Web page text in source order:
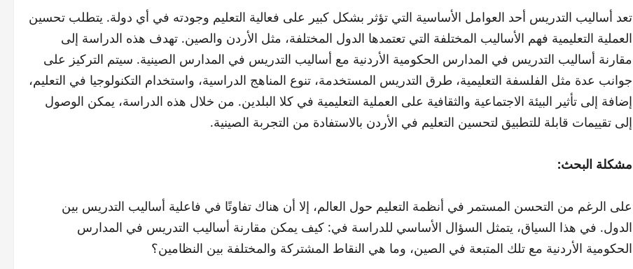
تعد أساليب التدريس أحد العوامل الأساسية التي تؤثر بشكل كبير على فعالية التعليم وجودته في أي دولة. يتطلب تحسين
العملية التعليمية فهم الأساليب المختلفة التي تعتمدها الدول المختلفة، مثل الأردن والصين. تهدف هذه الدراسة إلى
مقارنة أساليب التدريس في المدارس الحكومية الأردنية مع أساليب التدريس في المدارس الصينية. سيتم التركيز على
جوانب عدة مثل الفلسفة التعليمية، طرق التدريس المستخدمة، تنوع المناهج الدراسية، واستخدام التكنولوجيا في التعليم،
إضافة إلى تأثير البيئة الاجتماعية والثقافية على العملية التعليمية في كلا البلدين. من خلال هذه الدراسة، يمكن الوصول
إلى تقييمات قابلة للتطبيق لتحسين التعليم في الأردن بالاستفادة من التجربة الصينية.
مشكلة البحث:
على الرغم من التحسن المستمر في أنظمة التعليم حول العالم، إلا أن هناك تفاوتًا في فاعلية أساليب التدريس بين
الدول. في هذا السياق، يتمثل السؤال الأساسي للدراسة في: كيف يمكن مقارنة أساليب التدريس في المدارس
الحكومية الأردنية مع تلك المتبعة في الصين، وما هي النقاط المشتركة والمختلفة بين النظامين؟